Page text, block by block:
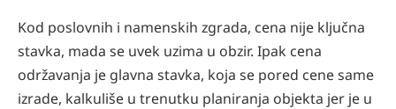
Kod poslovnih i namenskih zgrada, cena nije ključna
stavka, mada se uvek uzima u obzir. Ipak cena
održavanja je glavna stavka, koja se pored cene same
izrade, kalkuliše u trenutku planiranja objekta jer je u